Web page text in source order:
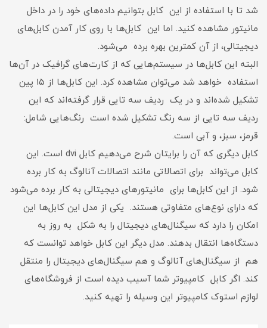
شد تا با استفاده از این کابل بتوانیم داده‌های خود را در داخل
مانیتور مشاهده کنید. اما این کابل‌ها با روی کار آمدن کابل‌های
دیجیتالی، از آن کمترین بهره برده می‌شود.
البته این کابل‌ها در سیستم‌هایی که از کارت‌های گرافیک در آن‌ها
استفاده خواهد شد می‌توان مشاهده کرد. این کابل‌ها از ۱۵ پین
تشکیل شده‌اند و در یک ردیف سه تایی قرار گرفته‌اند که این
ردیف سه تایی از سه رنگ تشکیل شده است رنگ‌هایی شامل:
قرمز، سبز، و آبی است.
کابل دیگری که آن را برایتان شرح می‌دهیم کابل dvi است. این
کابل می‌تواند برای اتصالاتی مانند اتصالات آنالوگ به کار برده
شود. از این کابل‌ها برای مانیتور‌های دیجیتالی به کار برده می‌شود
که دارای نوع‌های متفاوتی هستند. یکی از مدل این کابل‌ها این
امکان را دارد که سیگنال‌های دیجیتال را به شکل به روز به
دستگاه‌ها انتقال بدهند. مدل دیگر این کابل خواهد توانست که
هم از سیگنال‌های آنالوگ و هم سیگنال‌های دیجیتال را منتقل
کند. اگر کابل کامپیوتر شما آسیب دیده است از فروشگاه‌های
لوازم استوک کامپیوتر این وسیله را تهیه کنید.